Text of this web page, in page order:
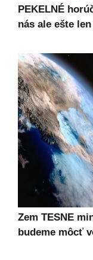
PEKELNÉ
nás ale ešte len
Zem TESNE
budeme môcť